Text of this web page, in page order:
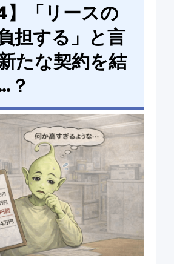
】「リースの
担する」と言
たな契約を結
？